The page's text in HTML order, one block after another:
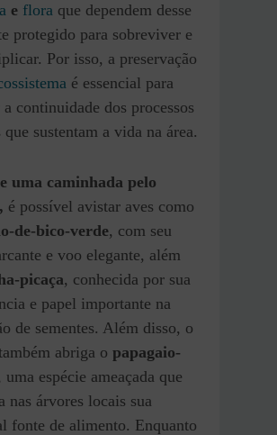
e flora que dependem desse
protegido para sobreviver e
Por isso, a preservação
é essencial para
continuidade dos processos
que sustentam a vida na área.
uma caminhada pelo
é possível avistar aves como
de-bico-verde, com seu
e voo elegante, além
picaça, conhecida por sua
e papel importante na
de sementes. Além disso, o
abriga o papagaio-
uma espécie ameaçada que
nas árvores locais sua
fonte de alimento. Enquanto